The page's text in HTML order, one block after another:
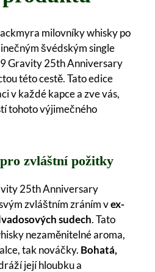
milovníky whisky po
švédským single
Gravity 25th Anniversary
této cestě. Tato edice
v každé kapce a zve vás,
tohoto výjimečného
zvláštní požitky
25th Anniversary
zvláštním zráním vex-
sudech. Tato
nezaměnitelné aroma,
tak nováčky. Bohatá,
její hloubku a